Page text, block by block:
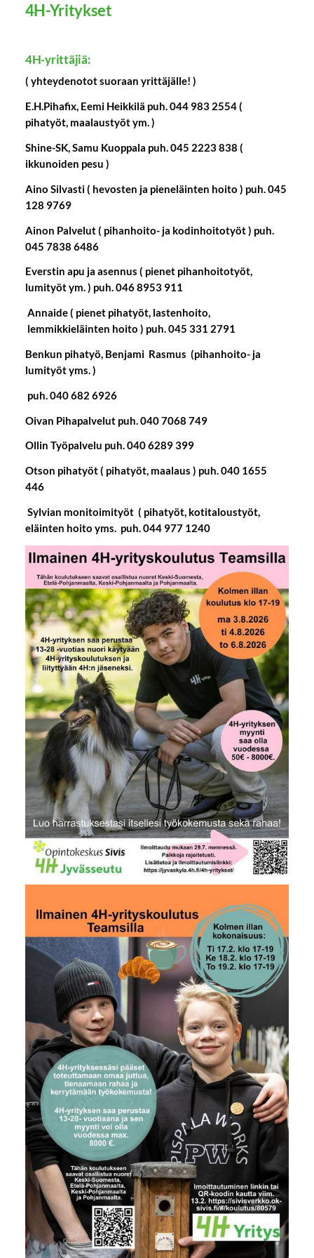
4H-Yritykset
4H-yrittäjiä:
( yhteydenotot suoraan yrittäjälle! )
E.H.Pihafix, Eemi Heikkilä puh. 044 983 2554 (
pihatyöt, maalaustyöt ym. )
Shine-SK, Samu Kuoppala puh. 045 2223 838 (
ikkunoiden pesu )
Aino Silvasti ( hevosten ja pieneläinten hoito ) puh. 045
128 9769
Ainon Palvelut ( pihanhoito- ja kodinhoitotyöt ) puh.
045 7838 6486
Everstin apu ja asennus ( pienet pihanhoitotyöt,
lumityöt ym. ) puh. 046 8953 911
Annaide ( pienet pihatyöt, lastenhoito,
lemmikkieläinten hoito ) puh. 045 331 2791
Benkun pihatyö, Benjami Rasmus (pihanhoito- ja
lumityöt yms. )
puh. 040 682 6926
Oivan Pihapalvelut puh. 040 7068 749
Ollin Työpalvelu puh. 040 6289 399
Otson pihatyöt ( pihatyöt, maalaus ) puh. 040 1655
446
Sylvian monitoimityöt ( pihatyöt, kotitaloustyöt,
eläinten hoito yms. puh. 044 977 1240